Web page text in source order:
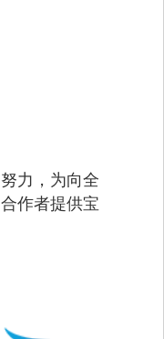
力，为向全
作者提供宝